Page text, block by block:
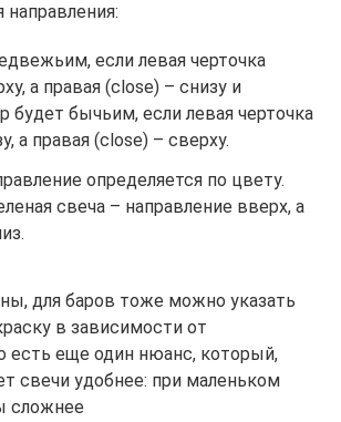
направления:
если левая черточка
а правая (close) – снизу и
будет бычьим, если левая черточка
а правая (close) – сверху.
определяется по цвету.
свеча – направление вверх, а
для баров тоже можно указать
в зависимости от
есть еще один нюанс, который,
свечи удобнее: при маленьком
сложнее